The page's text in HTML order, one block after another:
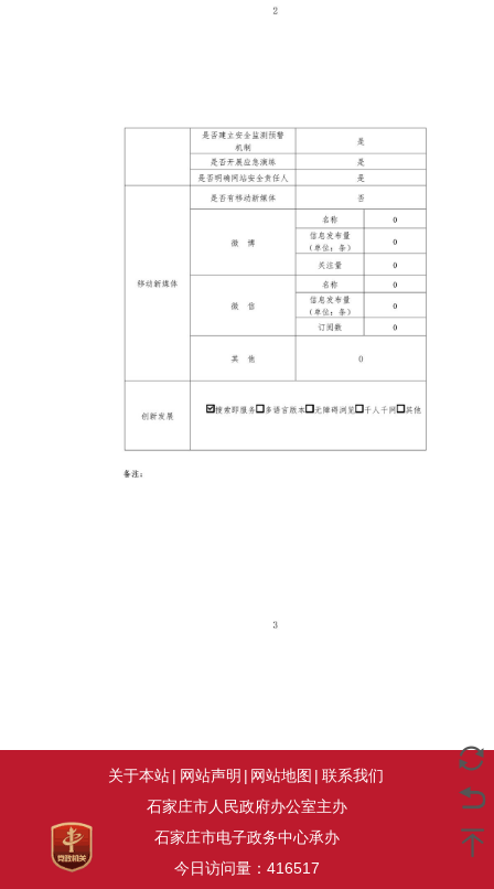
关于本站| 网站声明 | 网站地图 | 联系我们
石家庄市人民政府办公室主办
石家庄市电子政务中心承办
今日访问量： 416517